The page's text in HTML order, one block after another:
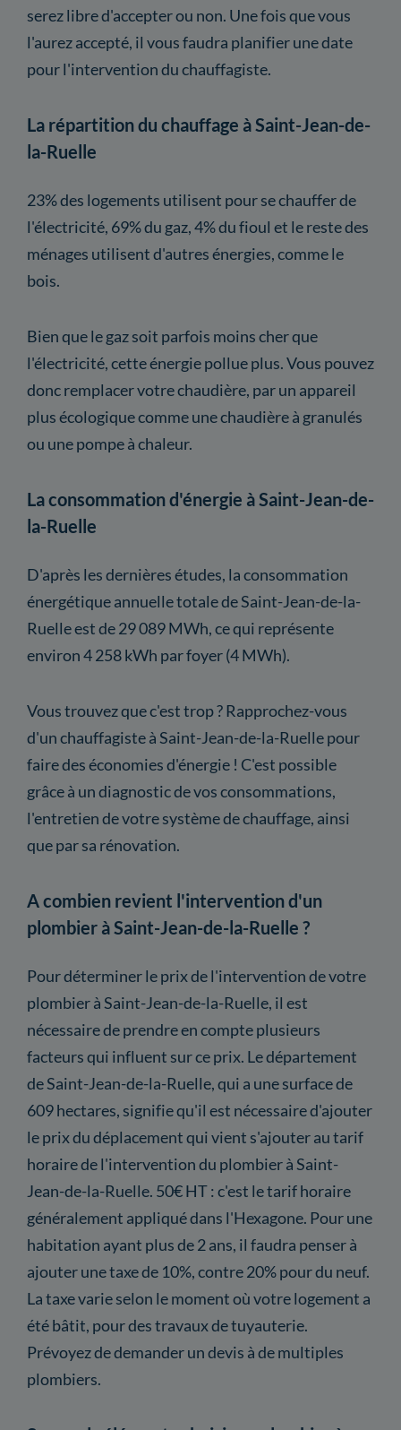
serez libre d'accepter ou non. Une fois que vous
l'aurez accepté, il vous faudra planifier une date
pour l'intervention du chauffagiste.
La répartition du chauffage à Saint-Jean-de-
la-Ruelle
23% des logements utilisent pour se chauffer de
l'électricité, 69% du gaz, 4% du fioul et le reste des
ménages utilisent d'autres énergies, comme le
bois.
Bien que le gaz soit parfois moins cher que
l'électricité, cette énergie pollue plus. Vous pouvez
donc remplacer votre chaudière, par un appareil
plus écologique comme une chaudière à granulés
ou une pompe à chaleur.
La consommation d'énergie à Saint-Jean-de-
la-Ruelle
D'après les dernières études, la consommation
énergétique annuelle totale de Saint-Jean-de-la-
Ruelle est de 29 089 MWh, ce qui représente
environ 4 258 kWh par foyer (4 MWh).
Vous trouvez que c'est trop ? Rapprochez-vous
d'un chauffagiste à Saint-Jean-de-la-Ruelle pour
faire des économies d'énergie ! C'est possible
grâce à un diagnostic de vos consommations,
l'entretien de votre système de chauffage, ainsi
que par sa rénovation.
A combien revient l'intervention d'un
plombier à Saint-Jean-de-la-Ruelle ?
Pour déterminer le prix de l'intervention de votre
plombier à Saint-Jean-de-la-Ruelle, il est
nécessaire de prendre en compte plusieurs
facteurs qui influent sur ce prix. Le département
de Saint-Jean-de-la-Ruelle, qui a une surface de
609 hectares, signifie qu'il est nécessaire d'ajouter
le prix du déplacement qui vient s'ajouter au tarif
horaire de l'intervention du plombier à Saint-
Jean-de-la-Ruelle. 50€ HT : c'est le tarif horaire
généralement appliqué dans l'Hexagone. Pour une
habitation ayant plus de 2 ans, il faudra penser à
ajouter une taxe de 10%, contre 20% pour du neuf.
La taxe varie selon le moment où votre logement a
été bâtit, pour des travaux de tuyauterie.
Prévoyez de demander un devis à de multiples
plombiers.